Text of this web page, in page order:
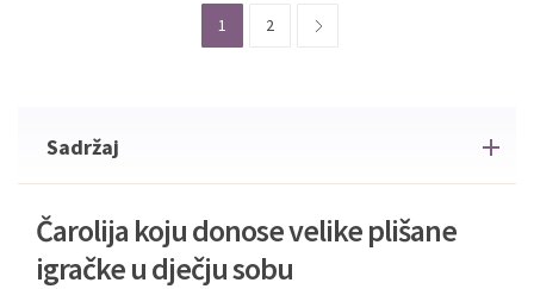
1 2
Sadržaj
Čarolija koju donose velike plišane
igračke u dječju sobu